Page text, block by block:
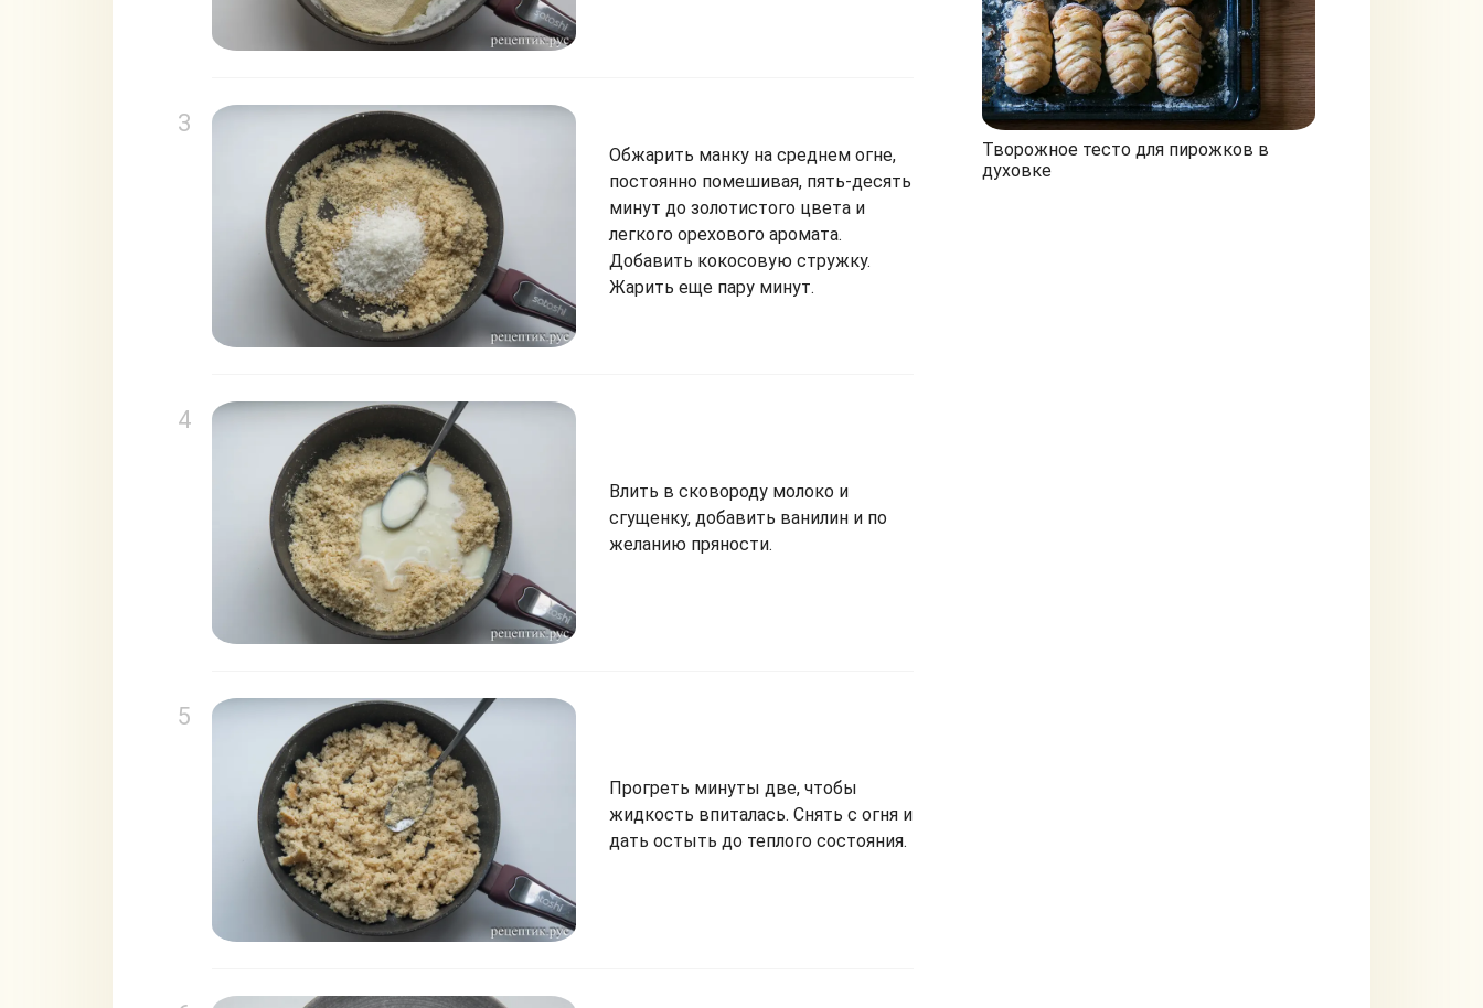
Обжарить манку на среднем огне,
постоянно помешивая, пять-десять
минут до золотистого цвета и
легкого орехового аромата.
Добавить кокосовую стружку.
Жарить еще пару минут.
Влить в сковороду молоко и
сгущенку, добавить ванилин и по
желанию пряности.
Прогреть минуты две, чтобы
жидкость впиталась. Снять с огня и
дать остыть до теплого состояния.
Творожное тесто для пирожков в
духовке